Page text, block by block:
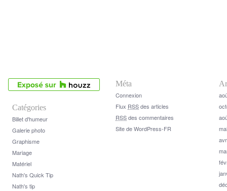
Catégories
Billet d'humeur
Galerie photo
Graphisme
Mariage
Matériel
Nath's Quick Tip
Nath's tip
Méta
Connexion
Flux RSSdes articles
RSSdes commentaires
Site de WordPress-FR